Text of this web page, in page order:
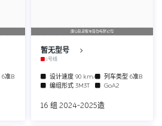
6准B
唐山轨道客车股份有限公司
暂无型号
1号线
设计速度 90 km/h 列车类型 6准B
编组形式 3M3T GoA2
16 组 2024-2025造